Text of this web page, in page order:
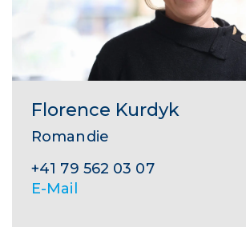
Florence Kurdyk
Romandie
+41 79 562 03 07
E-Mail